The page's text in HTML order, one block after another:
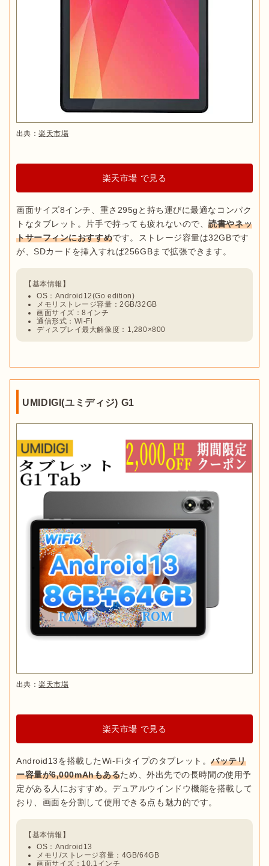
出典：楽天市場
楽天市場 で見る
画面サイズ8インチ、重さ295gと持ち運びに最適なコンパク
トなタブレット。片手で持っても疲れないので、読書やネッ
トサーフィンにおすすめです。ストレージ容量は32GBです
OS：Android12(Go edition)
メモリストレージ容量：2GB/32GB
画面サイズ：8インチ
通信形式：Wi-Fi
ディスプレイ最大解像度：1,280×800
UMIDIGI(ユミディジ) G1
出典：楽天市場
楽天市場 で見る
Android13を搭載したWi-Fiタイプのタブレット。バッテリ
ー容量が6,000mAhもあるため、外出先での長時間の使用予
定がある人におすすめ。デュアルウインドウ機能を搭載して
OS：Android13
メモリ/ストレージ容量：4GB/64GB
画面サイズ：10.1インチ